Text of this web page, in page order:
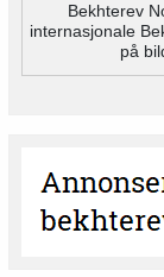
Bekhterev
internasjonale
på